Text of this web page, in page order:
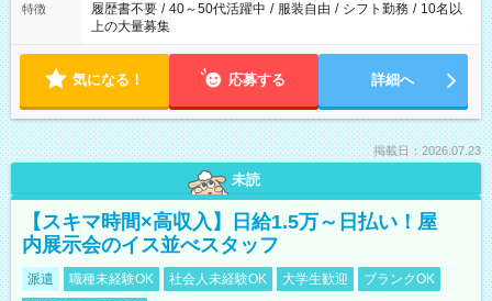
特徴 履歴書不要 / 40～50代活躍中 / 服装自由 / シフト勤務 / 10名以
上の大量募集
気になる！ 応募する 詳細へ
掲載日：2026.07.23
未読
【スキマ時間×高収入】日給1.5万～日払い！屋
内展示会のイス並べスタッフ
派遣 職種未経験OK 社会人未経験OK 大学生歓迎
ブランクOK